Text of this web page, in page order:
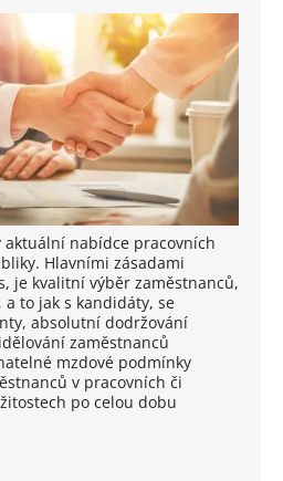
nabídce pracovních
Hlavními zásadami
je kvalitní výběr zaměstnanců,
to jak s kandidáty, se
absolutní dodržování
zaměstnanců
mzdové podmínky
v pracovních či
po celou dobu